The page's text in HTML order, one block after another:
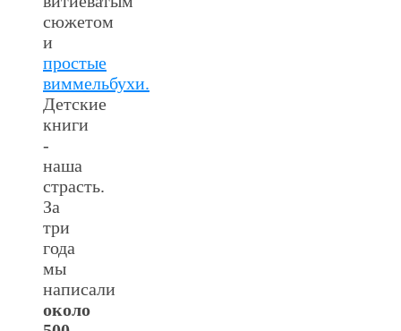
сюжетом
и
простые
виммельбухи.
Детские
книги
-
наша
страсть.
За
три
года
мы
написали
около